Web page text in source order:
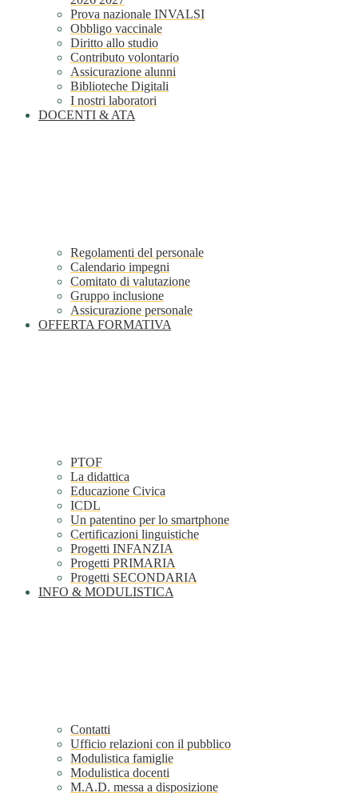
Prova nazionale INVALSI
Obbligo vaccinale
Diritto allo studio
Contributo volontario
Assicurazione alunni
Biblioteche Digitali
I nostri laboratori
DOCENTI & ATA
Regolamenti del personale
Calendario impegni
Comitato di valutazione
Gruppo inclusione
Assicurazione personale
OFFERTA FORMATIVA
PTOF
La didattica
Educazione Civica
ICDL
Un patentino per lo smartphone
Certificazioni linguistiche
Progetti INFANZIA
Progetti PRIMARIA
Progetti SECONDARIA
INFO & MODULISTICA
Contatti
Ufficio relazioni con il pubblico
Modulistica famiglie
Modulistica docenti
M.A.D. messa a disposizione